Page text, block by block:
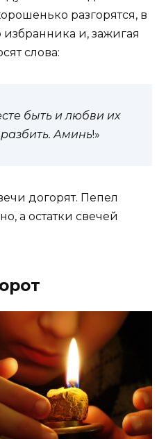
разгорятся, в
и, зажигая
слова:
быть и любви их
Аминь!»
догорят. Пепел
а остатки свечей